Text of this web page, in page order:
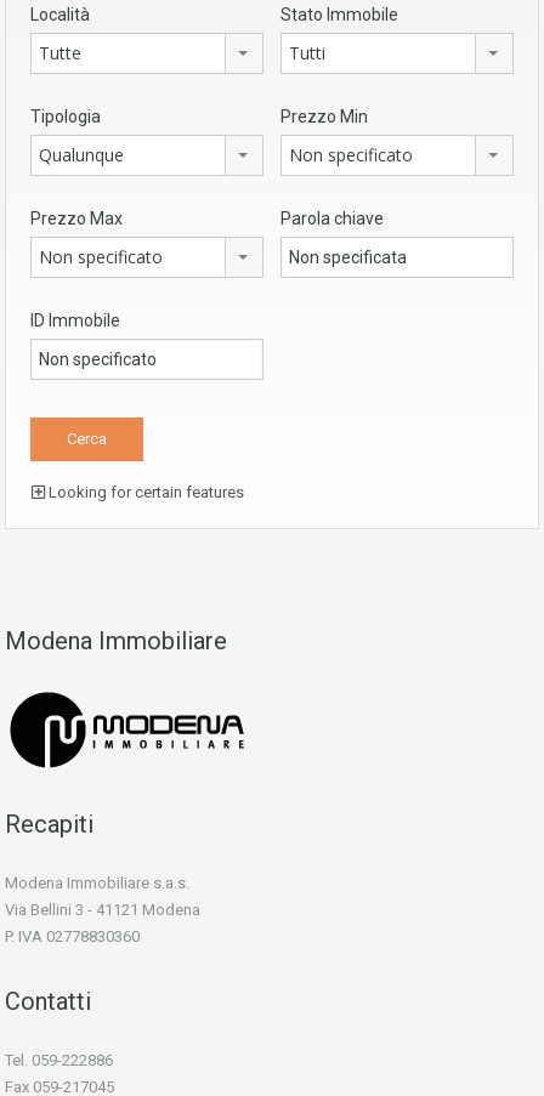
Località
Tutte
Stato Immobile
Tutti
Tipologia
Qualunque
Prezzo Min
Non specificato
Prezzo Max
Non specificato
Parola chiave
ID Immobile
Looking for certain features
Modena Immobiliare
Recapiti
Modena Immobiliare s.a.s.
Via Bellini 3 - 41121 Modena
P. IVA 02778830360
Contatti
Tel. 059-222886
Fax 059-217045